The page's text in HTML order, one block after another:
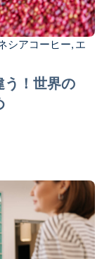
シアコーヒー, エ
う！世界の